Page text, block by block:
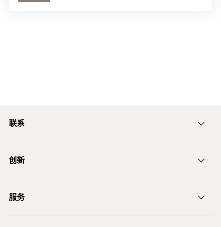
联系
400-820-3920
创新
后膨胀螺杆锚栓 FAZ II
服务